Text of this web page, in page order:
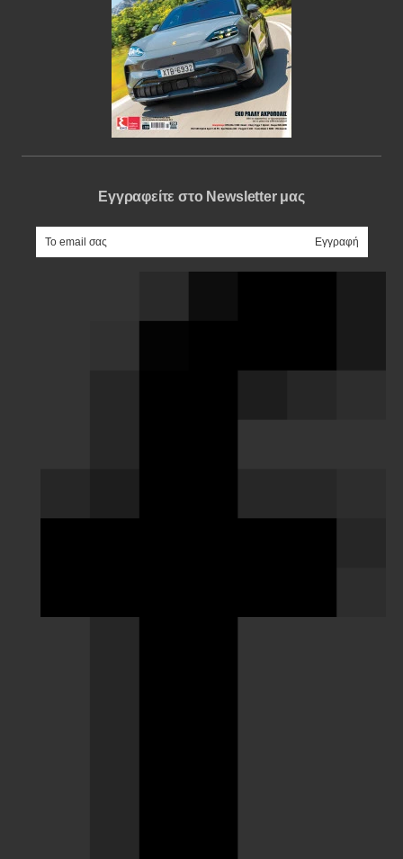
Εγγραφείτε στο Newsletter μας
e-mail